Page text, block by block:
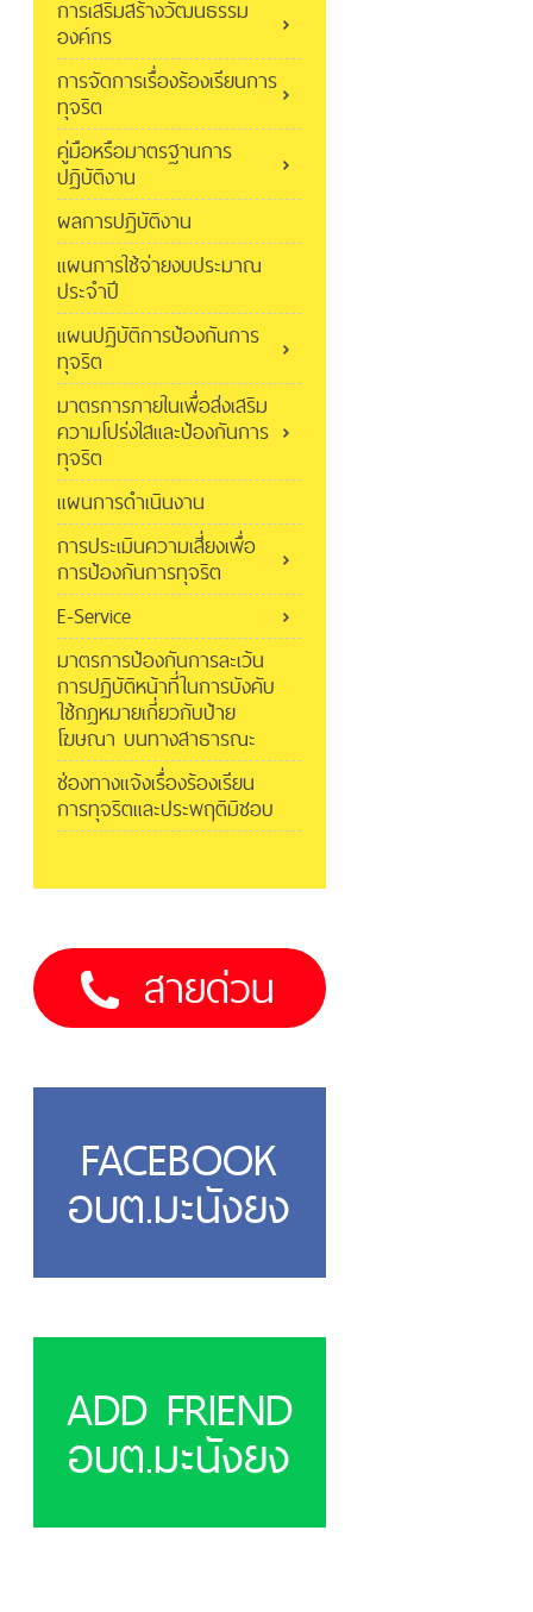
การเสริมสร้างวัฒนธรรม
องค์กร
การจัดการเรื่องร้องเรียนการ
ทุจริต
คู่มือหรือมาตรฐานการ
ปฏิบัติงาน
ผลการปฏิบัติงาน
แผนการใช้จ่ายงบประมาณ
ประจำปี
แผนปฏิบัติการป้องกันการ
ทุจริต
มาตรการภายในเพื่อส่งเสริม
ความโปร่งใสและป้องกันการ
ทุจริต
แผนการดำเนินงาน
การประเมินความเสี่ยงเพื่อ
การป้องกันการทุจริต
E-Service
มาตรการป้องกันการละเว้น
การปฏิบัติหน้าที่ในการบังคับ
ใช้กฎหมายเกี่ยวกับป้าย
โฆษณา บนทางสาธารณะ
ช่องทางแจ้งเรื่องร้องเรียน
การทุจริตและประพฤติมิชอบ
สายด่วน
FACEBOOK
อบต.มะนังยง
ADD FRIEND
อบต.มะนังยง